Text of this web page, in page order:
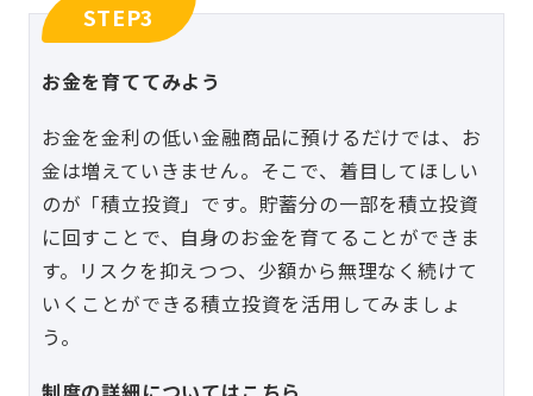
STEP3
お金を育ててみよう
お金を金利の低い金融商品に預けるだけでは、お
金は増えていきません。そこで、着目してほしい
のが「積立投資」です。貯蓄分の一部を積立投資
に回すことで、自身のお金を育てることができま
す。リスクを抑えつつ、少額から無理なく続けて
いくことができる積立投資を活用してみましょ
う。